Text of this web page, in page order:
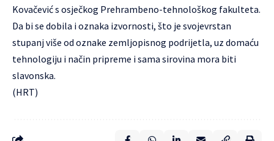
Kovačević s osječkog Prehrambeno-tehnološkog fakulteta.
Da bi se dobila i oznaka izvornosti, što je svojevrstan
stupanj više od oznake zemljopisnog podrijetla, uz domaću
tehnologiju i način pripreme i sama sirovina mora biti
slavonska.
(HRT)